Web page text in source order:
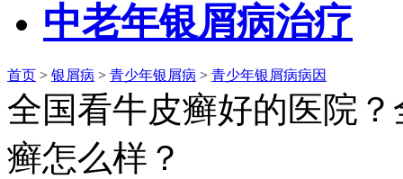
中老年银屑病治疗
首页 > 银屑病 > 青少年银屑病 > 青少年银屑病病因
全国看牛皮癣好的医院
癣怎么样？